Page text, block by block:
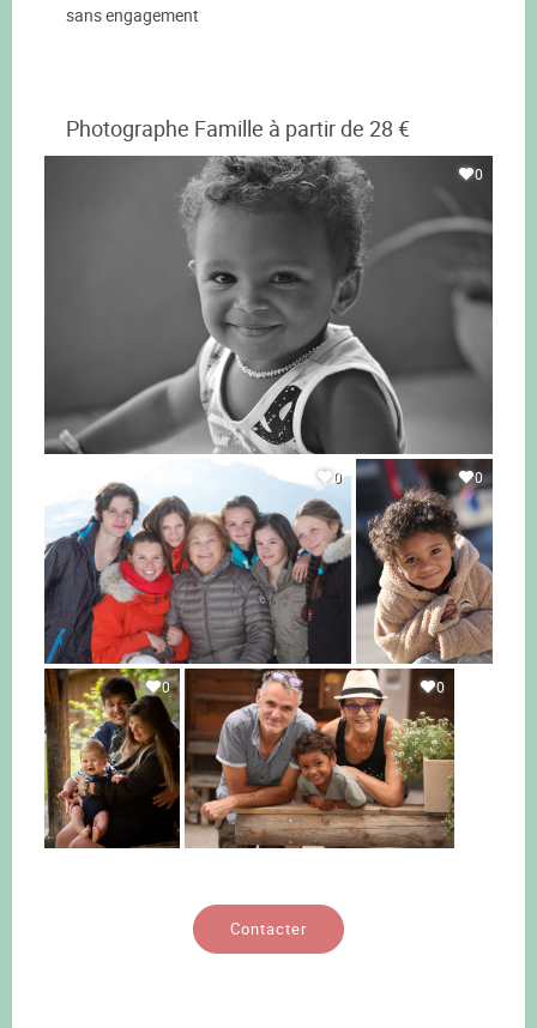
sans engagement
Photographe Famille à partir de 28 €
0
0 0
0 0
Contacter